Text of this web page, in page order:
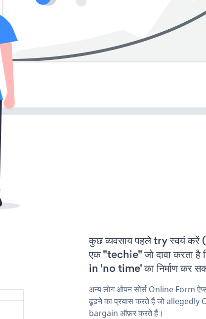
कुछ व्यवसाय पहले try स्वयं
एक "techie" जो दावा करता
in 'no time' का निर्माण कर
अन्य लोग ओपन सोर्स Online Form
ढूंढने का प्रयास करते हैं जो allegedly
bargain ऑफ़र करते हैं।